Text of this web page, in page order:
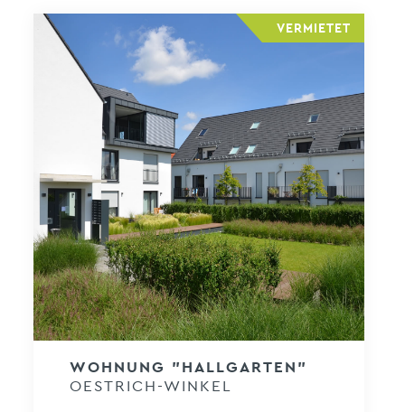
VERMIETET
WOHNUNG "HALLGARTEN"
OESTRICH-WINKEL